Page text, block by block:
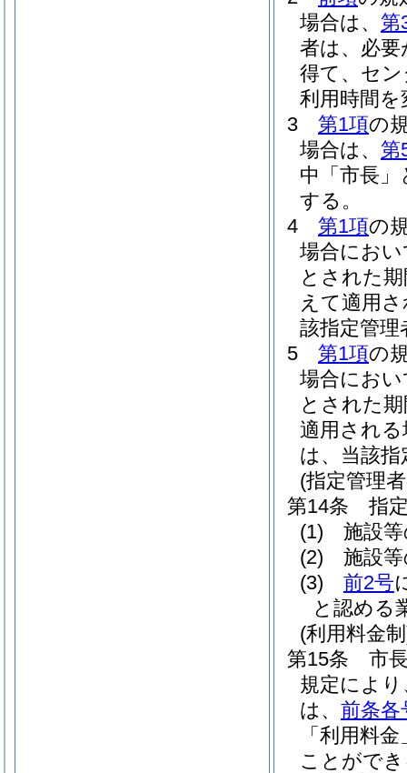
場合は、 第
者は、必
得て、セ
利用時間
3
第1項の
場合は、 第
中「市長
する。
4
第1項の
場合にお
とされた
えて適用
該指定管
5
第1項の
場合にお
とされた
適用され
は、当該
(指定管理
第14条
指
(1)
施設
(2)
施設
(3)
前2号
と認める
(利用料金
第15条
市
規定によ
は、 前条各
「利用料
ことがで